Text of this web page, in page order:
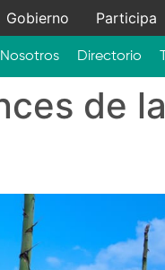
Gobierno Participa
Nosotros Directorio
de la